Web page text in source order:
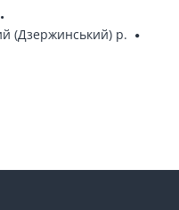
(Дзержинський) р.